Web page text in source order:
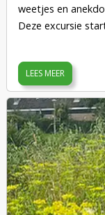
weetjes en
Deze excursie
neem je verrekijker
Lees ook zijn
Deze activiteit is
de groep wordt.
LEES MEER